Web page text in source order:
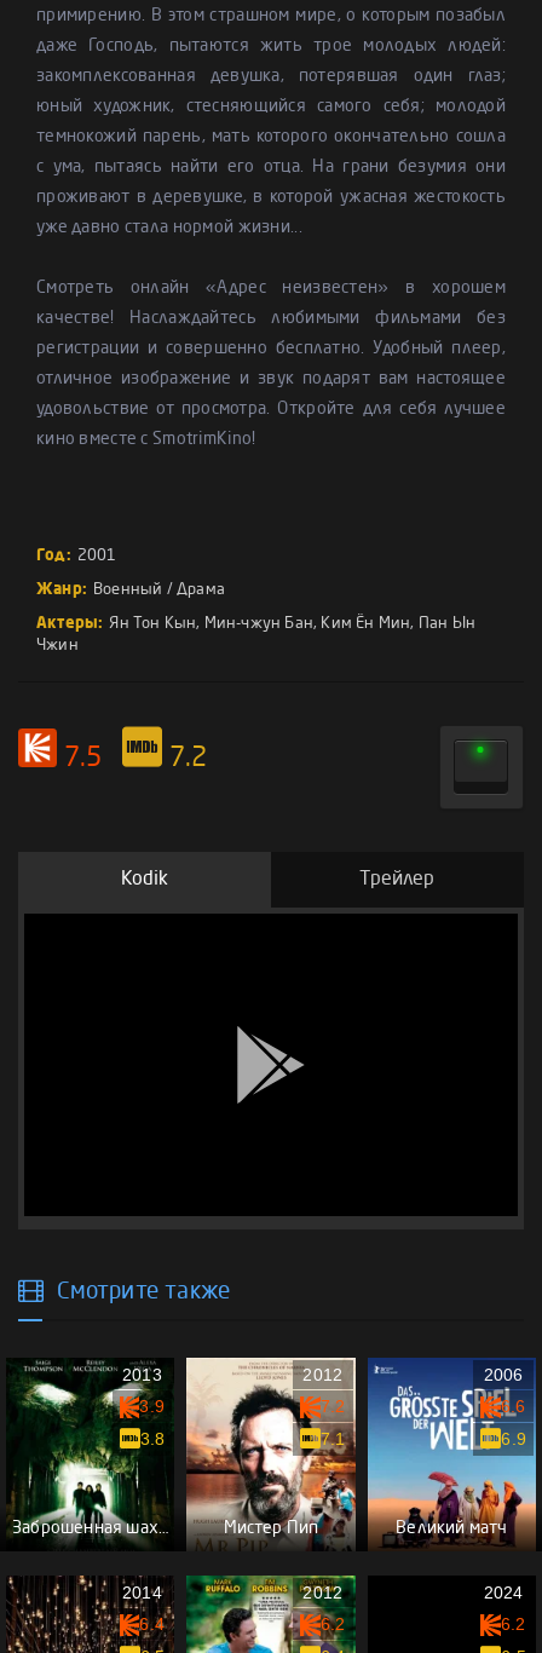
примирению. В этом страшном мире, о которым позабыл
даже Господь, пытаются жить трое молодых людей:
закомплексованная девушка, потерявшая один глаз;
юный художник, стесняющийся самого себя; молодой
темнокожий парень, мать которого окончательно сошла
с ума, пытаясь найти его отца. На грани безумия они
проживают в деревушке, в которой ужасная жестокость
уже давно стала нормой жизни...
Смотреть онлайн «Адрес неизвестен» в хорошем
качестве! Наслаждайтесь любимыми фильмами без
регистрации и совершенно бесплатно. Удобный плеер,
отличное изображение и звук подарят вам настоящее
удовольствие от просмотра. Откройте для себя лучшее
кино вместе с SmotrimKino!
Год: 2001
Жанр: Военный / Драма
Актеры: Ян Тон Кын, Мин-чжун Бан, Ким Ён Мин,
Пан Ын
Чжин
7.5 7.2
Kodik Трейлер
Смотрите также
Заброшенная шахта
2013
3.9
3.8
Мистер Пип
2012
7.2
7.1
Великий матч
2006
6.6
6.9
2014
6.4
2012
6.2
2024
6.2